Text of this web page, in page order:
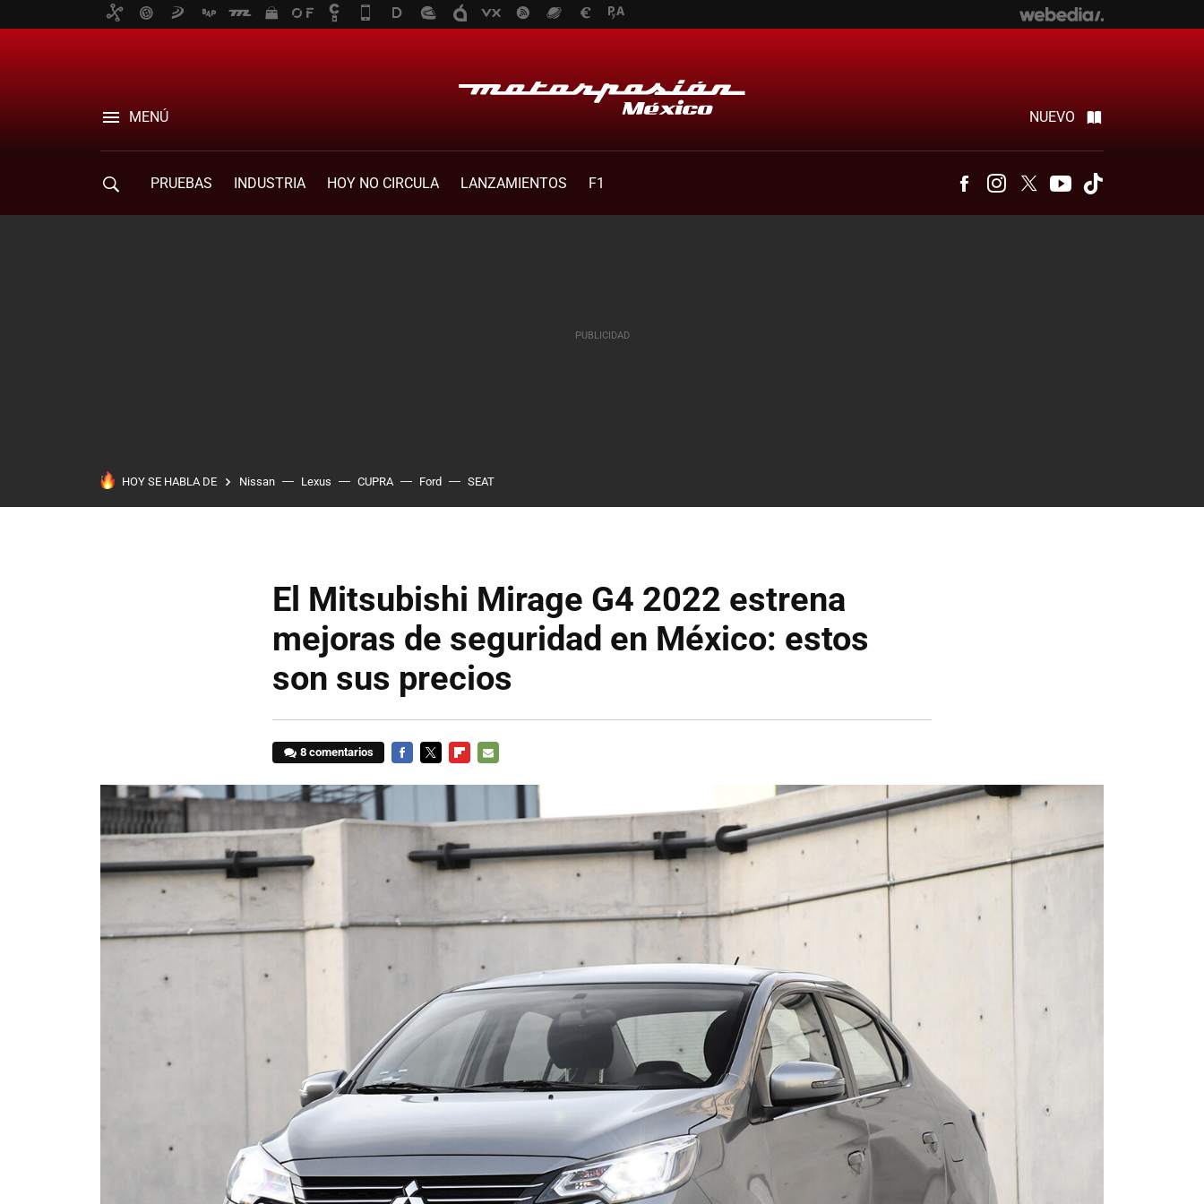
MENÚ NUEVO
PRUEBAS INDUSTRIA HOY NO CIRCULA LANZAMIENTOS F1 FacebookInstagram
Twitter Youtube
HOY SE HABLA DE Nissan Lexus CUPRA Ford SEAT
El Mitsubishi Mirage G4 2022 estrena
mejoras de seguridad en México: estos
son sus precios
8 comentarios